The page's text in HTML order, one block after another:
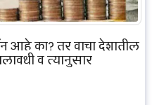
आहे का? तर वाचा देशातील
व त्यानुसार